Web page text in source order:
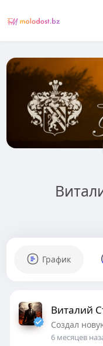
График
Виталий
Создал
6 месяцев